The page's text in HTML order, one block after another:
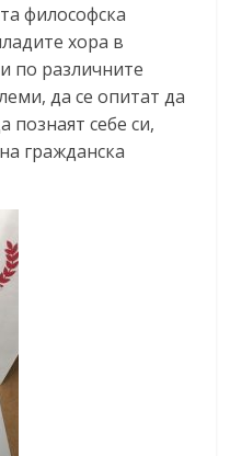
философска
хора в
по различните
да се опитат да
познаят себе си,
гражданска